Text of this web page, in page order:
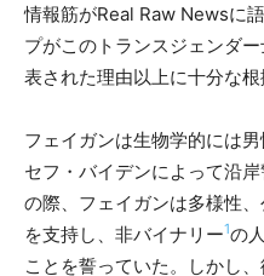
情報筋がReal Raw Newsに
プがこのトランスジェンダ
表された理由以上に十分な根
フェイガンは生物学的には
セフ・バイデンによって沿
の際、フェイガンは多様性
を支持し、非バイナリー1の
ことを誓っていた。しかし